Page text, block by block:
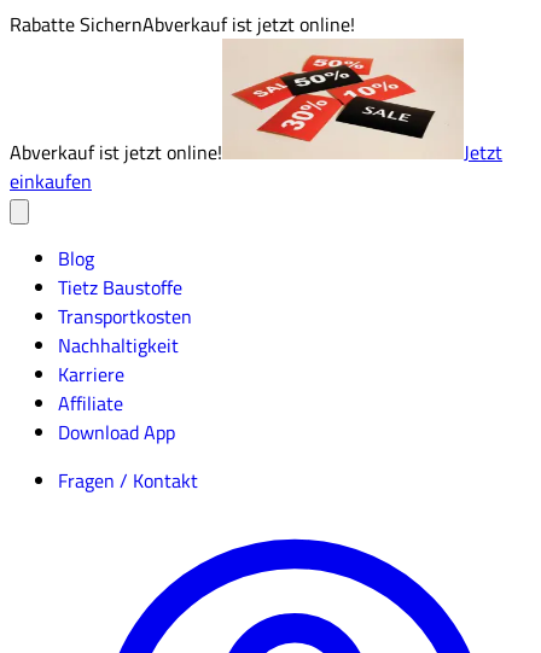
Rabatte SichernAbverkauf ist jetzt online!
Abverkauf ist jetzt online!
Jetzt
einkaufen
Blog
Tietz Baustoffe
Transportkosten
Nachhaltigkeit
Karriere
Affiliate
Download App
Fragen / Kontakt